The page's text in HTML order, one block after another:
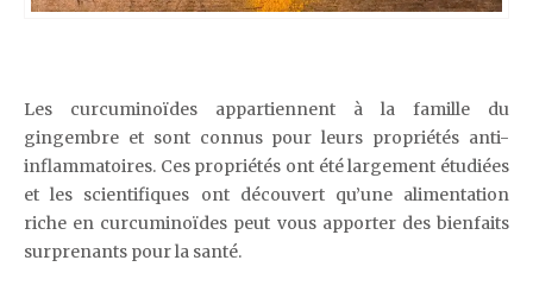
Les curcuminoïdes appartiennent à la famille du
gingembre et sont connus pour leurs propriétés anti-
inflammatoires. Ces propriétés ont été largement étudiées
et les scientifiques ont découvert qu’une alimentation
riche en curcuminoïdes peut vous apporter des bienfaits
surprenants pour la santé.